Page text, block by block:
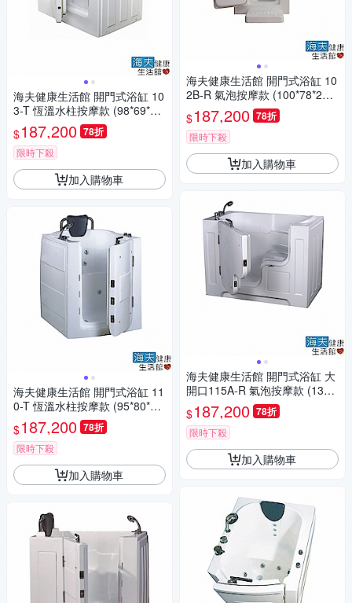
海夫健康生活館 開門式浴缸 10
3-T 恆溫水柱按摩款 (98*69*92
cm)
$187,200 78折
限時下殺
加入購物車
海夫健康生活館 開門式浴缸 11
0-T 恆溫水柱按摩款 (95*80*10
0cm)
$187,200 78折
限時下殺
加入購物車
海夫健康生活館 開門式浴缸 10
2B-R 氣泡按摩款 (100*78*205
cm)
$187,200 78折
限時下殺
加入購物車
海夫健康生活館 開門式浴缸 大
開口115A-R 氣泡按摩款 (132*
740*102cm)
$187,200 78折
限時下殺
加入購物車